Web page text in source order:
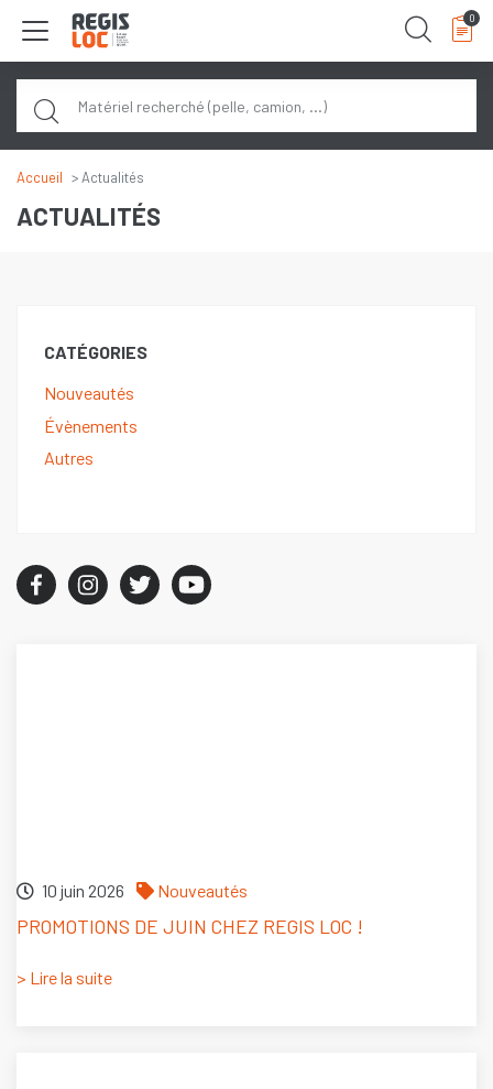
0
Accueil Actualités
ACTUALITÉS
10 juin 2026 Nouveautés
PROMOTIONS DE JUIN CHEZ REGIS LOC !
> Lire la suite
CATÉGORIES
Nouveautés
Évènements
Autres
Panneau de gestion des cookies